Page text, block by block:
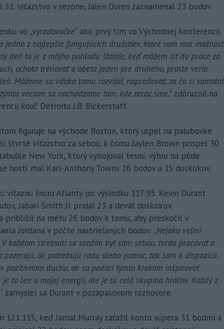
51. víťazstvo v sezóne, Jalen Duren zaznamenal 23 bodov.
vo „vyraďovačke“ ako prvý tím vo Východnej konferencii.
jedno z najlepšie fungujúcich družstiev, ktoré som mal možnosť
deň to je z môjho pohľadu šťastie, keď môžem ísť do práce za
ochota trénovať a obeta jeden pre druhého, proste veria
Môžeme sa vďaka tomu rozvíjať, napredovať, za čo si samotní
veciam sa nachádzame tam, kde teraz sme,“ zdôraznil na
kouč Detroitu J.B. Bickerstaff.
figuruje na východe Boston, ktorý uspel na palubovke
štvrté víťazstvo za sebou, k čomu Jaylen Brown prispel 30
New York, ktorý vybojoval tesnú výhru na pôde
hostí mal Karl-Anthony Towns 26 bodov a 15 doskokov.
víťaznú šnúru Atlanty po výsledku 117:95. Kevin Durant
Jabari Smith Jr. pridal 23 a deväť doskokov.
priblížil na métu 26 bodov k tomu, aby preskočil v
Jordana v počte nastrieľaných bodov. „Nejako veľmi
každom stretnutí sa snažím byť sám sebou, tvrdo pracovať a
pozerajú, ak potrebujú radu alebo pomoc, tak som k dispozícii.
pozitívnom duchu, ak sa podarí týmto krokom inšpirovať
to len o mojej energii, ale je tu celá skupina hráčov. Každý z
zamyslel sa Durant v pozápasovom rozhovore.
121:115, keď Jamal Murray zaťažil konto súpera 31 bodmi a